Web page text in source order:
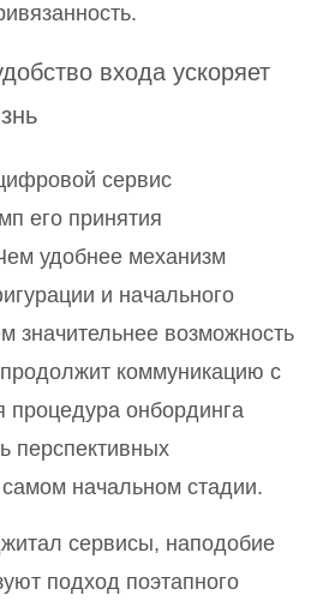
входа ускоряет
сервис
его принятия
удобнее механизм
и начального
значительнее возможность
коммуникацию с
процедура онбординга
перспективных
начальном стадии.
сервисы, наподобие
подход поэтапного